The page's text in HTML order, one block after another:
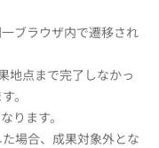
ブラウザ内で遷移され
地点まで完了しなかっ
。
ります。
場合、成果対象外とな